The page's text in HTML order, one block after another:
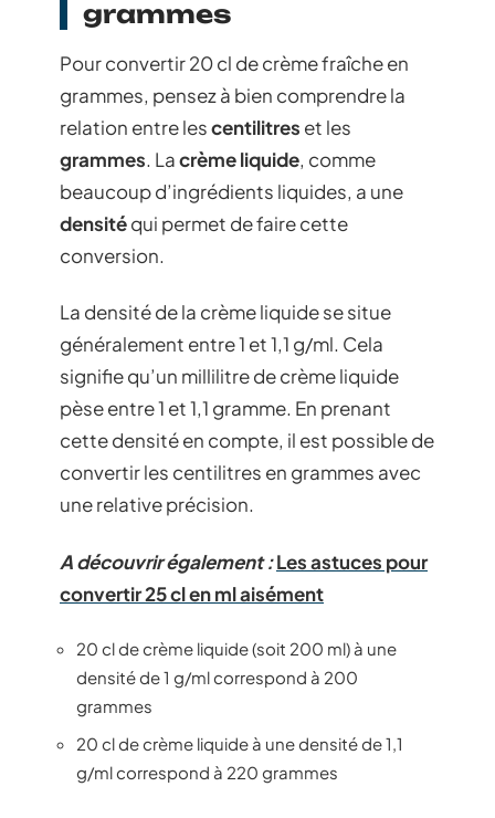
grammes
Pour convertir 20 cl de crème fraîche en
grammes, pensez à bien comprendre la
relation entre lescentilitres et les
grammes. Lacrème liquide, comme
beaucoup d’ingrédients liquides, a une
densitéqui permet de faire cette
conversion.
La densité de la crème liquide se situe
généralement entre 1 et 1,1 g/ml. Cela
signifie qu’un millilitre de crème liquide
pèse entre 1 et 1,1 gramme. En prenant
cette densité en compte, il est possible de
convertir les centilitres en grammes avec
une relative précision.
A découvrir également :Les astuces pour
convertir 25 cl en ml aisément
20 cl de crème liquide (soit 200 ml) à une
densité de 1 g/ml correspond à 200
grammes
20 cl de crème liquide à une densité de 1,1
g/ml correspond à 220 grammes